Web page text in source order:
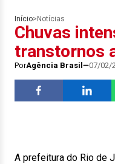
Início> Notícias
Chuvas
transtornos
PorAgência Brasil 07/02/
A prefeitura do Rio de